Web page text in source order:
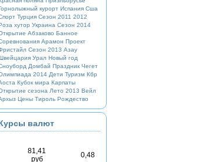
курорт Испания Сша
Турция Сезон 2011 2012
хутор Украина Сезон 2014
Абзаково Банное
Арамон Проект
Сезон 2013 Азау
Урал Новый год
Домбай Праздник Чегет
2014 Дети Туризм Кбр
Кубок мира Карпаты
сезона Лето 2013 Вейл
Цены Тироль Рождество
валют
81,41
руб
0,48